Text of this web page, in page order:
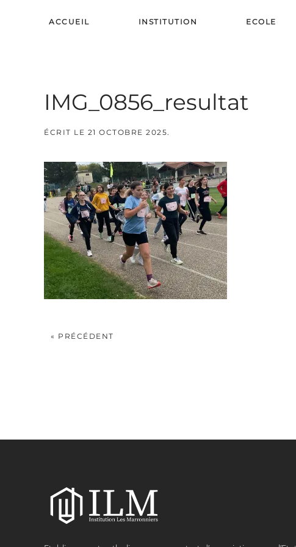
ACCUEIL INSTITUTION ECOLE
IMG_0856_resultat
ÉCRIT LE 21 OCTOBRE 2025.
« PRÉCÉDENT